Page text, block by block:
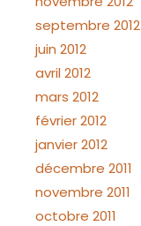
septembre 2012
juin 2012
avril 2012
mars 2012
février 2012
janvier 2012
décembre 2011
novembre 2011
octobre 2011